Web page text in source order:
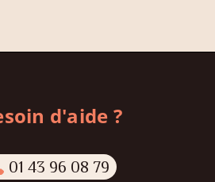
d'aide ?
01 43 96 08 79